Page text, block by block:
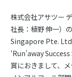
株式会社アサツー
社長：植野 伸一）
Singapore Pte.
‘Run’away
賞におきまして、